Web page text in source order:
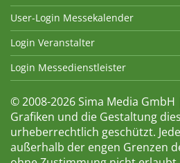
User-Login Messekalender
Login Veranstalter
Login Messedienstleister
© 2008-2026 Sima Media
Grafiken und die Gestaltung
urheberrechtlich geschützt.
außerhalb der engen Grenzen